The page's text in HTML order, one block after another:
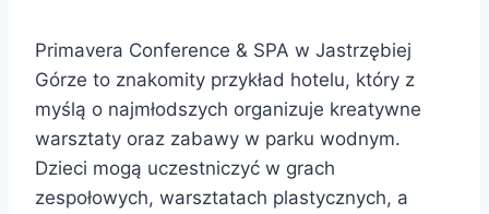
Primavera Conference & SPA w Jastrzębiej
Górze to znakomity przykład hotelu, który z
myślą o najmłodszych organizuje kreatywne
warsztaty oraz zabawy w parku wodnym.
Dzieci mogą uczestniczyć w grach
zespołowych, warsztatach plastycznych, a